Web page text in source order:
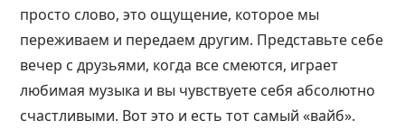
просто слово, это ощущение, которое мы
переживаем и передаем другим. Представьте себе
вечер с друзьями, когда все смеются, играет
любимая музыка и вы чувствуете себя абсолютно
счастливыми. Вот это и есть тот самый «вайб».